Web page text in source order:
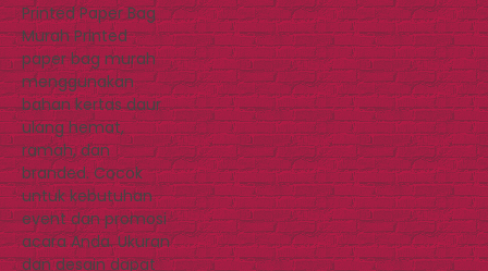
Printed Paper Bag
Murah Printed
paper bag murah
menggunakan
bahan kertas daur
ulang hemat,
ramah, dan
branded. Cocok
untuk kebutuhan
event dan promosi
acara Anda. Ukuran
dan desain dapat